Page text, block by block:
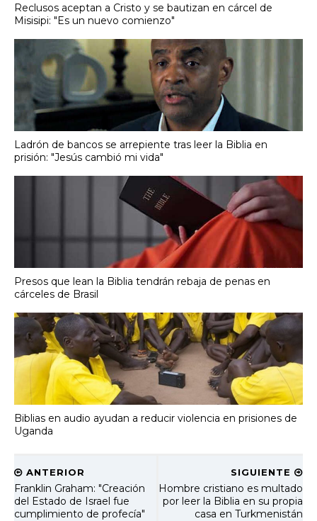
Reclusos aceptan a Cristo y se bautizan en cárcel de
Misisipi: "Es un nuevo comienzo"
Ladrón de bancos se arrepiente tras leer la Biblia en
prisión: "Jesús cambió mi vida"
Presos que lean la Biblia tendrán rebaja de penas en
cárceles de Brasil
Biblias en audio ayudan a reducir violencia en prisiones de
Uganda
SIGUIENTE
Hombre cristiano es multado
por leer la Biblia en su propia
casa en Turkmenistán
ANTERIOR
Franklin Graham: "Creación
del Estado de Israel fue
cumplimiento de profecía"